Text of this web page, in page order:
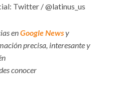
Twitter / @latinus_us
enGoogle Newsy
precisa, interesante y
conocer